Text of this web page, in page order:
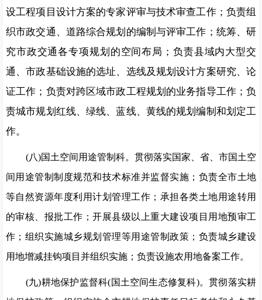
设工程项目设计方案的专家评审与技术审查工作； 负责组
织市政交通、道路综合规划的编制与评审工作；统筹、研
究市政交通各专项规划的空间布局；负责县域内大型交
通、市政基础设施的选址、选线及规划设计方案研究、论
证工作；负责对跨区域市政工程规划的业务指导工作；负
责城市规划 红线、绿线、蓝线、黄线的规划编制和划定工
作。
(八)国土空间用途管制科。贯彻落实国家、省、 市国土空
间用途管制制度规范和技术标准并监督实施；负责全市土地
等自然资源年度利用计划管理工作；承担各类土地用途转用
的审核、 报批工作；开展县级以上重大建设项目用地预审工
作；组织实施城乡规划管理等用途管制政策；负责城乡建设
用地增减挂钩项目 并组织实施；负责设施农用地备案工作。
(九)耕地保护监督科(国土空间生态修复科)。贯彻落实耕